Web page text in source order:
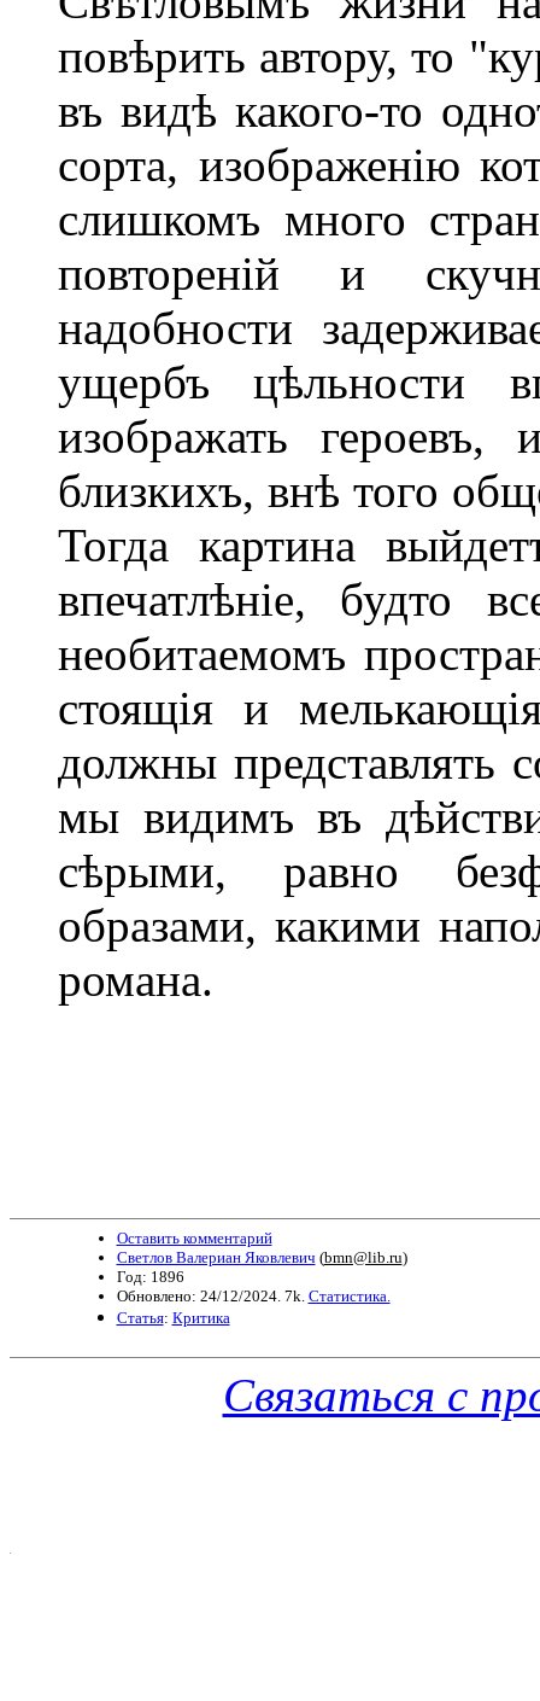
повѣрить автору, то
въ видѣ какого-то
сорта, изображенію
слишкомъ много
повтореній и
надобности
ущербъ цѣльности
изображать
близкихъ, внѣ того
Тогда картина
впечатлѣніе, будто
необитаемомъ
стоящія и
должны представлять
мы видимъ въ
сѣрыми, равно
образами, какими
романа.
Оставить комментарий
Светлов Валериан Яковлевич (bmn@lib.ru)
Год: 1896
Обновлено: 24/12/2024. 7k. Статистика.
Статья: Критика
Связаться с